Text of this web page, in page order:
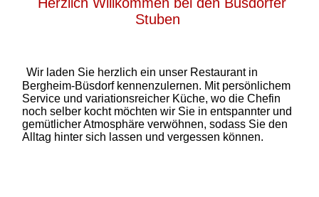
Stuben
Wir laden Sie herzlich ein unser Restaurant in
Bergheim-Büsdorf kennenzulernen. Mit persönlichem
Service und variationsreicher Küche, wo die Chefin
noch selber kocht möchten wir Sie in entspannter und
gemütlicher Atmosphäre verwöhnen, sodass Sie den
Alltag hinter sich lassen und vergessen können.